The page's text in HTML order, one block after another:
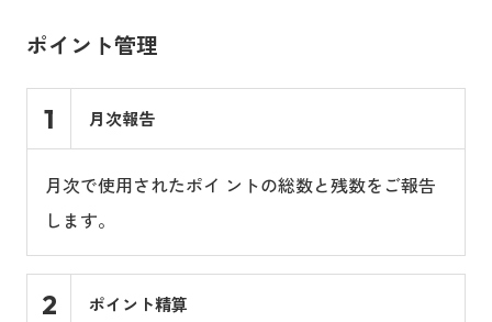
ポイント管理
1 月次報告
月次で使用されたポイ ントの総数と残数をご報告
します。
2 ポイント精算